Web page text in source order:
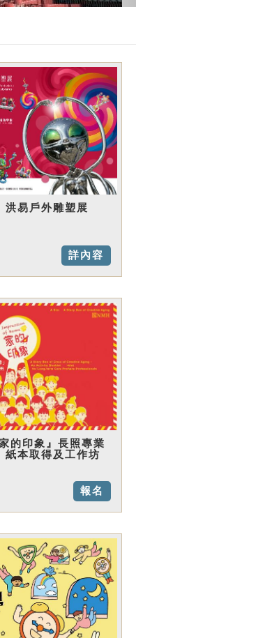
洪易戶外雕塑展
詳內容
的印象』長照專業
紙本取得及工作坊
報名